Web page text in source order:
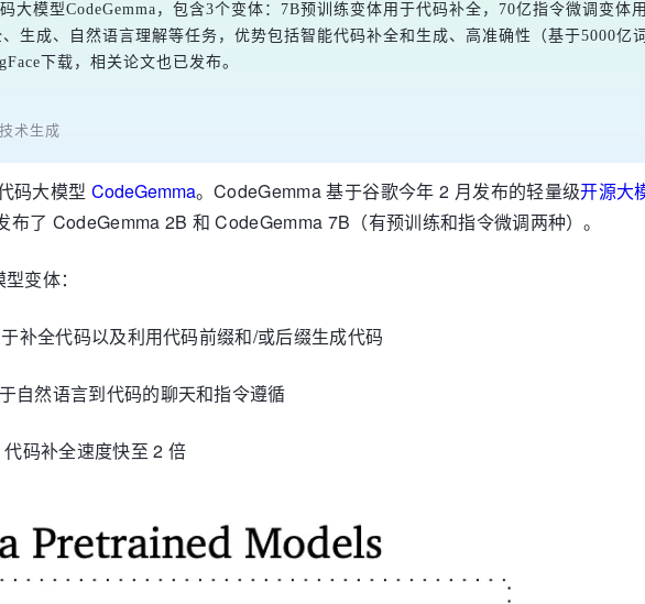
大模型CodeGemma，包含3个变体：7B预训练变体用于代码补全，70亿指令微调变
、生成、自然语言理解等任务，优势包括智能代码补全和生成、高准确性（基于5000
下载，相关论文也已发布。
术生成
码大模型 CodeGemma。CodeGemma 基于谷歌今年 2 月发布的轻量级开源大
了 CodeGemma 2B 和 CodeGemma 7B（有预训练和指令微调两种）。
变体：
补全代码以及利用代码前缀和/或后缀生成代码
自然语言到代码的聊天和指令遵循
代码补全速度快至 2 倍